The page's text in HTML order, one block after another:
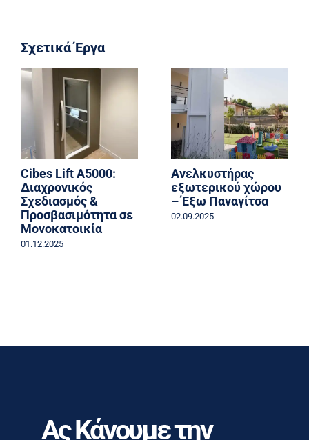
Σχετικά Έργα
Cibes Lift A5000:
Διαχρονικός
Σχεδιασμός &
Προσβασιμότητα σε
Μονοκατοικία
01.12.2025
Ανελκυστήρας
εξωτερικού χώρου
– Έξω Παναγίτσα
02.09.2025
Ας Κάνουμε την